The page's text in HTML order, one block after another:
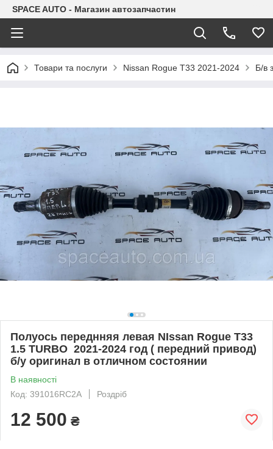
SPACE AUTO - Магазин автозапчастин
Товари та послуги Nissan Rogue T33 2021-2024 Б/в
Полуось переднняя левая NIssan Rogue T33
1.5 TURBO 2021-2024 год ( передний привод)
б/у оригинал в отличном состоянии
В наявності
Код: 391016RC2A
Роздріб
12 500 ₴